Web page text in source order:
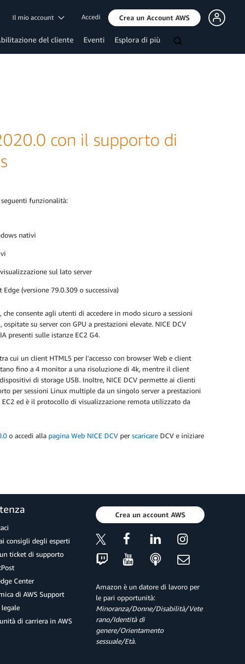
Il mio account Accedi Crea un Account AWS
del cliente Eventi Esplora di più
con il supporto di
funzionalità:
nativi
sul lato server
(versione 79.0.309 o successiva)
consente agli utenti di accedere in modo sicuro a sessioni
su server con GPU a prestazioni elevate. NICE DCV
presenti sulle istanze EC2 G4.
cui un client HTML5 per l'accesso con browser Web e client
fino a 4 monitor a una risoluzione di 4k, mentre il client
di storage USB. Inoltre, NICE DCV permette ai clienti
per sessioni Linux multiple da un singolo server a prestazioni
ed è il protocollo di visualizzazione remota utilizzato da
o accedi alla pagina Web NICE DCV per scaricare DCV e iniziare
consigli degli esperti
ticket di supporto
Center
di AWS Support
di carriera in AWS
Crea un account AWS
Amazon è un datore di lavoro per
le pari opportunità:
Minoranza/Donne/Disabilità/Vete
rano/Identità di
genere/Orientamento
sessuale/Età.